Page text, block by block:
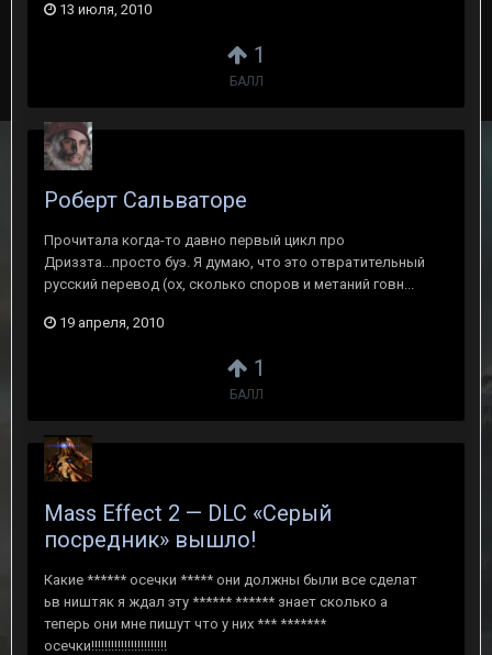
1
БАЛЛ
13 июля, 2010
1
БАЛЛ
Роберт Сальваторе
Прочитала когда-то давно первый цикл про
Дриззта...просто буэ. Я думаю, что это отвратительный
русский перевод (ох, сколько споров и метаний говн...
19 апреля, 2010
Mass Effect 2 — DLC «Серый
посредник» вышло!
Какие ****** осечки ***** они должны были все сделат
ьв ништяк я ждал эту ****** ****** знает сколько а
теперь они мне пишут что у них *** *******
осечки!!!!!!!!!!!!!!!!!!!!!!!